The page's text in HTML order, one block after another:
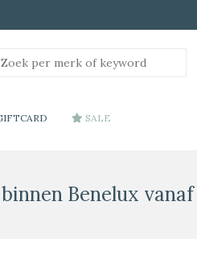
SALE
Benelux vanaf